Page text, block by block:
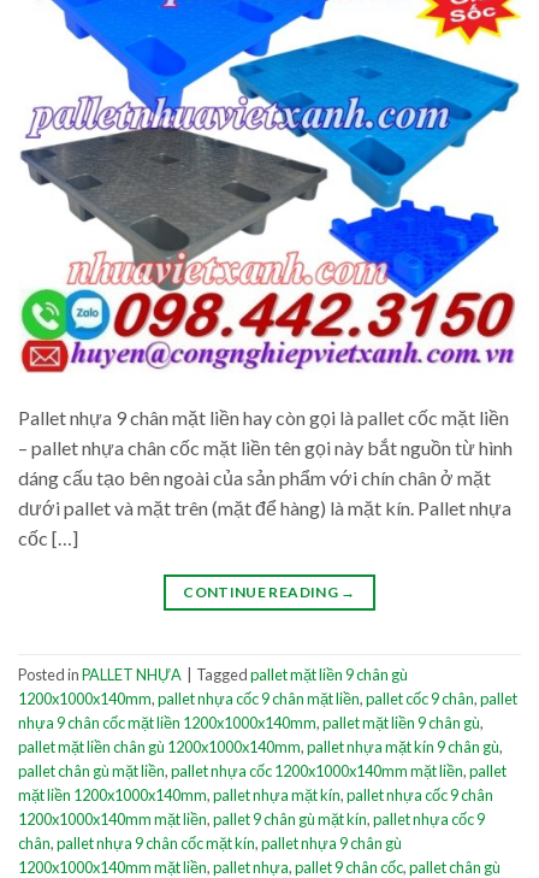
Pallet nhựa 9 chân mặt liền hay còn gọi là pallet cốc mặt liền
– pallet nhựa chân cốc mặt liền tên gọi này bắt nguồn từ hình
dáng cấu tạo bên ngoài của sản phẩm với chín chân ở mặt
dưới pallet và mặt trên (mặt để hàng) là mặt kín. Pallet nhựa
cốc […]
CONTINUE READING →
Posted inPALLET NHỰA Taggedpallet mặt liền 9 chân gù
1200x1000x140mm,pallet nhựa cốc 9 chân mặt liền,pallet cốc 9 chân,pallet
nhựa 9 chân cốc mặt liền 1200x1000x140mm,pallet mặt liền 9 chân gù,
pallet mặt liền chân gù 1200x1000x140mm,pallet nhựa mặt kín 9 chân gù,
pallet chân gù mặt liền,pallet nhựa cốc 1200x1000x140mm mặt liền,pallet
mặt liền 1200x1000x140mm,pallet nhựa mặt kín,pallet nhựa cốc 9 chân
1200x1000x140mm mặt liền,pallet 9 chân gù mặt kín,pallet nhựa cốc 9
chân,pallet nhựa 9 chân cốc mặt kín,pallet nhựa 9 chân gù
1200x1000x140mm mặt liền,pallet nhựa,pallet 9 chân cốc,pallet chân gù